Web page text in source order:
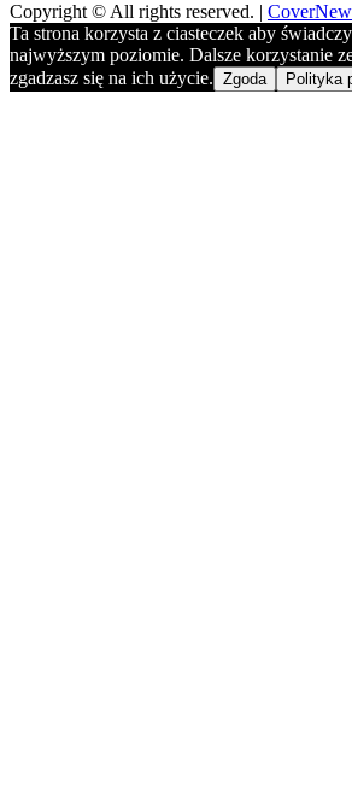
Copyright © All rights reserved.
Ta strona korzysta z ciasteczek aby
najwyższym poziomie. Dalsze korzystanie
zgadzasz się na ich użycie. Zgoda Polityka